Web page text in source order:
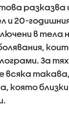
разказва
и 20-
в тела
За
всяка
която